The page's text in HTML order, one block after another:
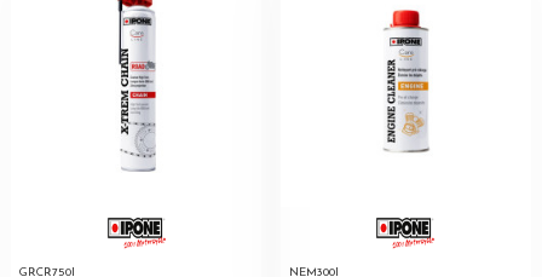
GRCR750I
NEM300I